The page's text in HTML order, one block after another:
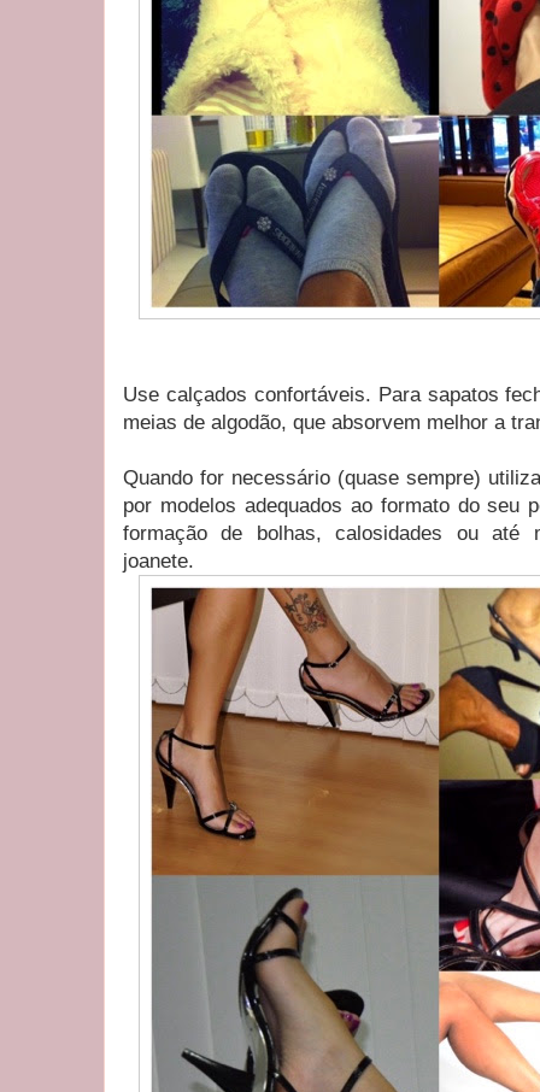
Use calçados confortáveis. Para sapatos
meias de algodão, que absorvem melhor a
Quando for necessário (quase sempre)
por modelos adequados ao formato do seu
formação de bolhas, calosidades ou até
joanete.